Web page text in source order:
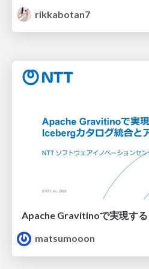
rikkabotan7
matsumooon